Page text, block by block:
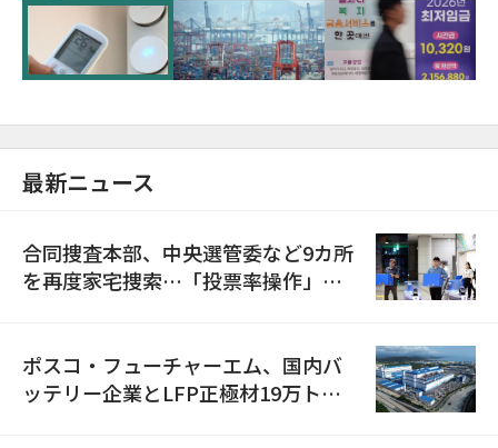
に需給対応体制を点検
最新ニュース
合同捜査本部、中央選管委など9カ所
を再度家宅捜索…「投票率操作」の
ポスコ・フューチャーエム、国内バ
ッテリー企業とLFP正極材19万トン